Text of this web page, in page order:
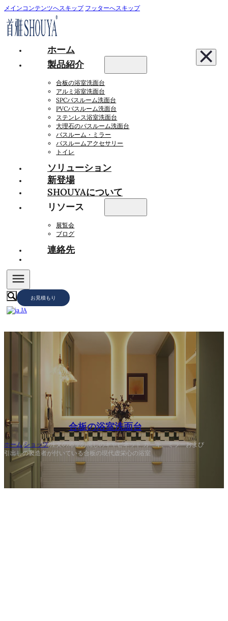
メインコンテンツへスキップ フッターへスキップ
ホーム
製品紹介
合板の浴室洗面台
アルミ浴室洗面台
SPCバスルーム洗面台
PVCバスルーム洗面台
ステンレス浴室洗面台
大理石のバスルーム洗面台
バスルーム・ミラー
バスルームアクセサリー
トイレ
ソリューション
新登場
SHOUYAについて
リソース
展覧会
ブログ
連絡先
お見積もり
JA
合板の浴室洗面台
ホーム/ショップ/注文の浴室の流しのキャビネット カーキ、ミラーおよび
引出しの製造者が付いている合板の現代虚栄心の浴室